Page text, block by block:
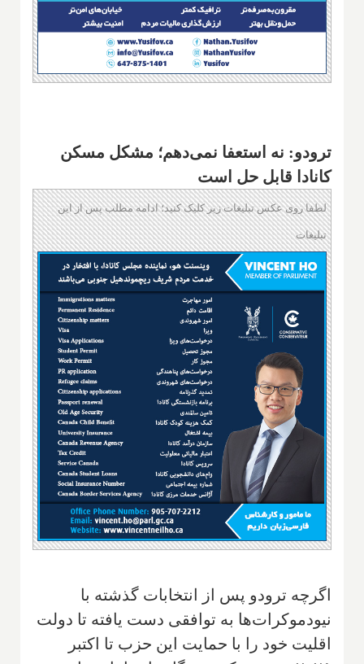
ترودو: نه استعفا نمی‌دهم؛ مشکل مسکن
کانادا قابل حل است
لطفا روی عکس تبلیغات زیر کلیک کنید؛ ادامه مطلب پس از این
تبلیغات
اگرچه ترودو پس از انتخابات گذشته با
نیودموکرات‌ها به توافقی دست یافته تا دولت
اقلیت خود را با حمایت این حزب تا اکتبر